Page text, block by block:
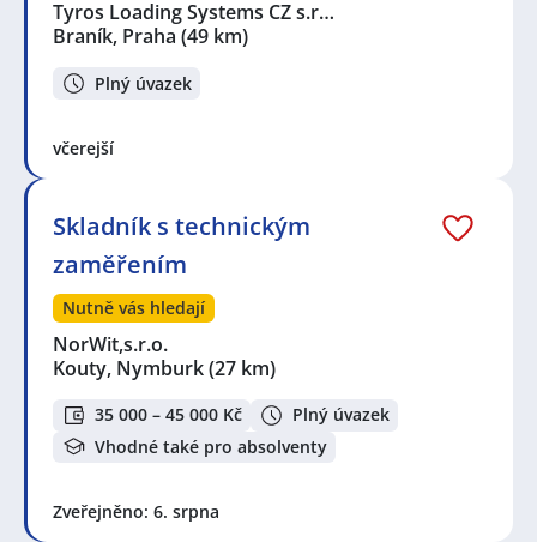
Tyros Loading Systems CZ s.r…
Braník, Praha (49 km)
Plný úvazek
včerejší
Skladník s technickým
zaměřením
Nutně vás hledají
NorWit,s.r.o.
Kouty, Nymburk(27 km)
35 000 – 45 000 Kč
Plný úvazek
Vhodné také pro absolventy
Zveřejněno: 6. srpna